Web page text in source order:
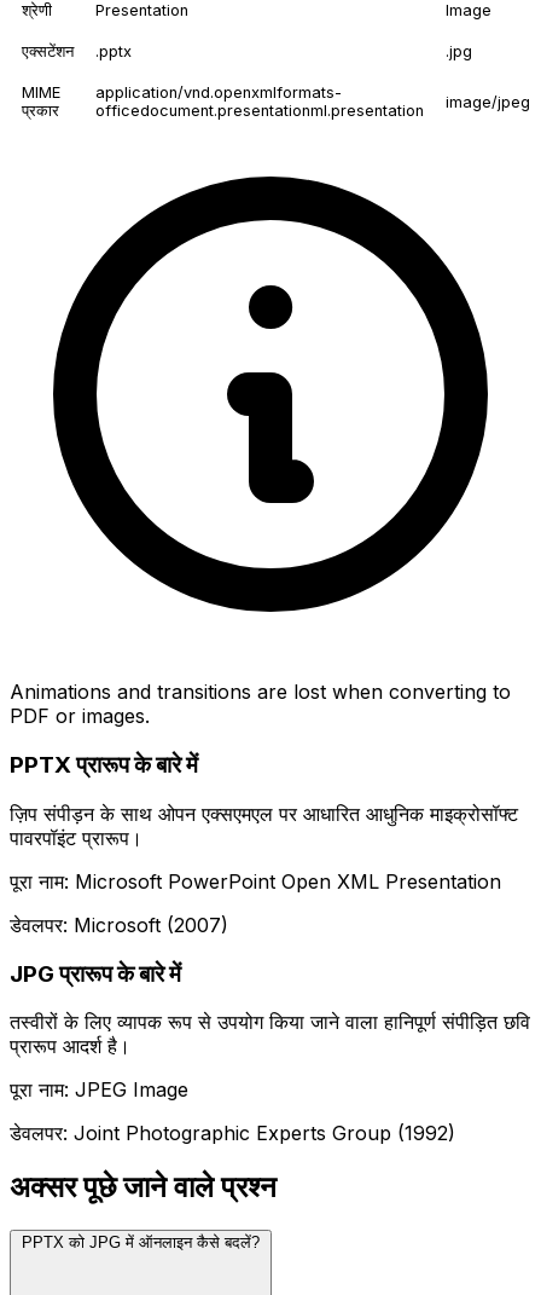
श्रेणी Presentation Image
एक्सटेंशन .pptx .jpg
MIME
प्रकार
application/vnd.openxmlformats-
officedocument.presentationml.presentation
image/jpeg
Animations and transitions are lost when converting to
PDF or images.
PPTX प्रारूप के बारे में
ज़िप संपीड़न के साथ ओपन एक्सएमएल पर आधारित आधुनिक माइक्रोसॉफ्ट
पावरपॉइंट प्रारूप।
पूरा नाम: Microsoft PowerPoint Open XML Presentation
डेवलपर: Microsoft (2007)
JPG प्रारूप के बारे में
तस्वीरों के लिए व्यापक रूप से उपयोग किया जाने वाला हानिपूर्ण संपीड़ित छवि
प्रारूप आदर्श है।
पूरा नाम: JPEG Image
डेवलपर: Joint Photographic Experts Group (1992)
अक्सर पूछे जाने वाले प्रश्न
PPTX को JPG में ऑनलाइन कैसे बदलें?